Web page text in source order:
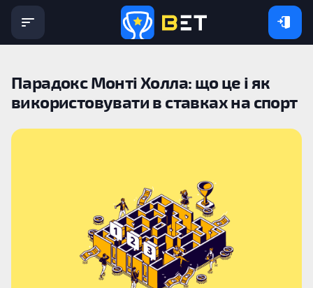
Парадокс Монті Холла: що це і як
використовувати в ставках на спорт